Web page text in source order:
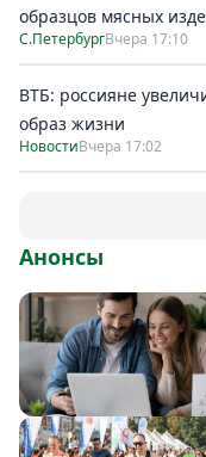
образцов мясных
С.ПетербургВчера 17:10
ВТБ: россияне
образ жизни
НовостиВчера 17:02
Анонсы